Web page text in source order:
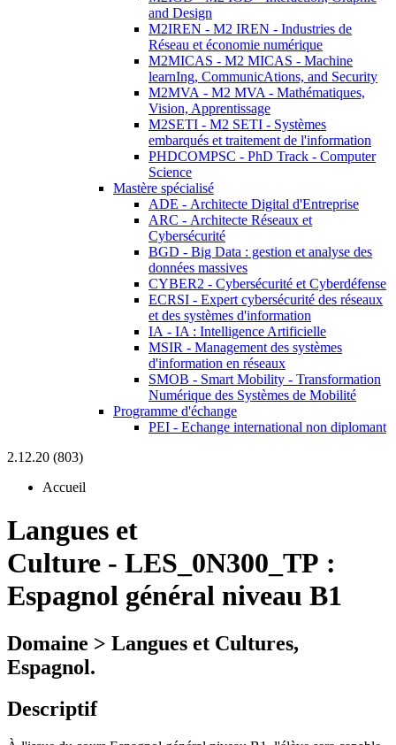
and Design
M2IREN - M2 IREN - Industries de
Réseau et économie numérique
M2MICAS - M2 MICAS - Machine
learnIng, CommunicAtions, and Security
M2MVA - M2 MVA - Mathématiques,
Vision, Apprentissage
M2SETI - M2 SETI - Systèmes
embarqués et traitement de l'information
PHDCOMPSC - PhD Track - Computer
Science
Mastère spécialisé
ADE - Architecte Digital d'Entreprise
ARC - Architecte Réseaux et
Cybersécurité
BGD - Big Data : gestion et analyse des
données massives
CYBER2 - Cybersécurité et Cyberdéfense
ECRSI - Expert cybersécurité des réseaux
et des systèmes d'information
IA - IA : Intelligence Artificielle
MSIR - Management des systèmes
d'information en réseaux
SMOB - Smart Mobility - Transformation
Numérique des Systèmes de Mobilité
Programme d'échange
PEI - Echange international non diplomant
2.12.20 (803)
Accueil
Langues et
Culture - LES_0N300_TP :
Espagnol général niveau B1
Domaine > Langues et Cultures,
Espagnol.
Descriptif